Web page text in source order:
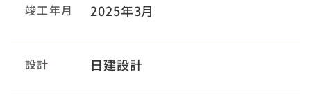
竣工年月 2025年3月
設計 日建設計